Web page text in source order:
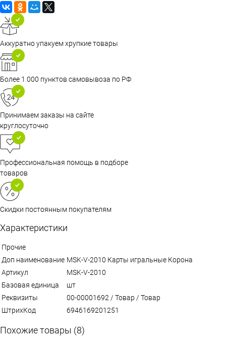
Аккуратно упакуем хрупкие товары
Более 1 000 пунктов самовывоза по РФ
Принимаем заказы на сайте
круглосуточно
Профессиональная помощь в подборе
товаров
Скидки постоянным покупателям
Характеристики
Прочие
Доп наименование MSK-V-2010 Карты игральные Корона
Артикул
MSK-V-2010
Базовая единица
шт
Реквизиты
00-00001692 / Товар / Товар
ШтрихКод
6946169201251
Похожие товары (8)